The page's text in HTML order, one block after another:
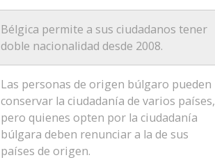
Bélgica permite a sus ciudadanos tener
doble nacionalidad desde 2008.
Las personas de origen búlgaro pueden
conservar la ciudadanía de varios países,
pero quienes opten por la ciudadanía
búlgara deben renunciar a la de sus
países de origen.